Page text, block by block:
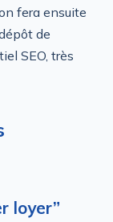
fera ensuite
de
SEO, très
loyer”